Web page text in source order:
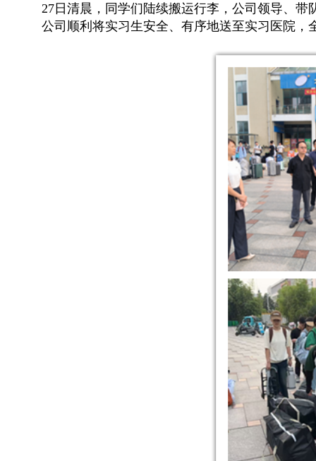
27日清晨，同学们陆续搬运行李，公司领导、
公司顺利将实习生安全、有序地送至实习医院，